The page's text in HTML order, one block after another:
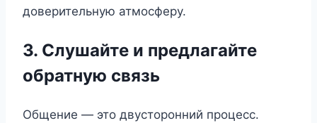
доверительную атмосферу.
3. Слушайте и предлагайте
обратную связь
Общение — это двусторонний процесс.